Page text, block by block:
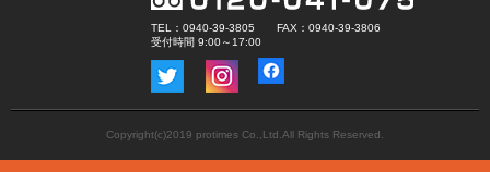
TEL：0940-39-3805 FAX：0940-39-3806
受付時間 9:00～17:00
Copyright(c)2019 protimes Co.,Ltd.All Rights Reserved.